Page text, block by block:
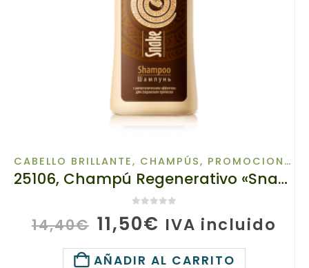
CABELLO BRILLANTE, CHAMPÚS, PROMOCIONES
25106, Champú Regenerativo «Snake Factor», TIANDE, 200ml, el Cabello menos Enredado
14,40€ El
precio
original
11,50€ El
actual
IVA incluido
AÑADIR AL CARRITO